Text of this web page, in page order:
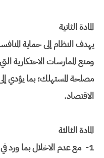
المادة الثانية
يهدف النظام إلى حماية
ومنع الممارسات الاحتكارية
مصلحة المستهلك؛ بما يؤدي
الاقتصاد.
المادة الثالثة
1- مع عدم الاخلال بما ورد